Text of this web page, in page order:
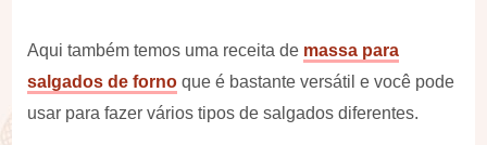
Aqui também temos uma receita de massa para
salgados de forno que é bastante versátil e você pode
usar para fazer vários tipos de salgados diferentes.